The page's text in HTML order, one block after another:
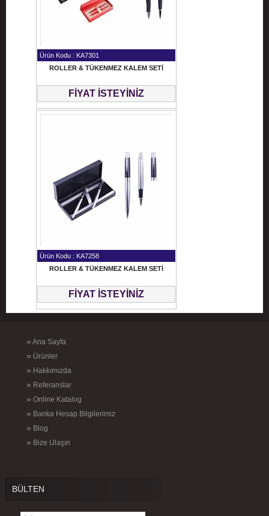
Ürün Kodu : KA7301
ROLLER & TÜKENMEZ KALEM SETİ
FİYAT İSTEYİNİZ
Ürün Kodu : KA7258
ROLLER & TÜKENMEZ KALEM SETİ
FİYAT İSTEYİNİZ
» Ana Sayfa
» Ürünler
» Hakkımızda
» Referanslar
» Online Katalog
» Banka Hesap Bilgilerimiz
» Blog
» Bize Ulaşın
BÜLTEN